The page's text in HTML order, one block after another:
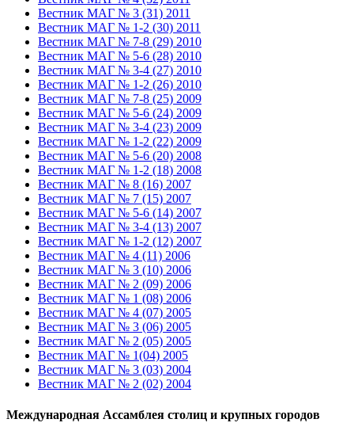
Вестник МАГ № 3 (31) 2011
Вестник МАГ № 1-2 (30) 2011
Вестник МАГ № 7-8 (29) 2010
Вестник МАГ № 5-6 (28) 2010
Вестник МАГ № 3-4 (27) 2010
Вестник МАГ № 1-2 (26) 2010
Вестник МАГ № 7-8 (25) 2009
Вестник МАГ № 5-6 (24) 2009
Вестник МАГ № 3-4 (23) 2009
Вестник МАГ № 1-2 (22) 2009
Вестник МАГ № 5-6 (20) 2008
Вестник МАГ № 1-2 (18) 2008
Вестник МАГ № 8 (16) 2007
Вестник МАГ № 7 (15) 2007
Вестник МАГ № 5-6 (14) 2007
Вестник МАГ № 3-4 (13) 2007
Вестник МАГ № 1-2 (12) 2007
Вестник МАГ № 4 (11) 2006
Вестник МАГ № 3 (10) 2006
Вестник МАГ № 2 (09) 2006
Вестник МАГ № 1 (08) 2006
Вестник МАГ № 4 (07) 2005
Вестник МАГ № 3 (06) 2005
Вестник МАГ № 2 (05) 2005
Вестник МАГ № 1(04) 2005
Вестник МАГ № 3 (03) 2004
Вестник МАГ № 2 (02) 2004
Международная Ассамблея столиц и крупных городов